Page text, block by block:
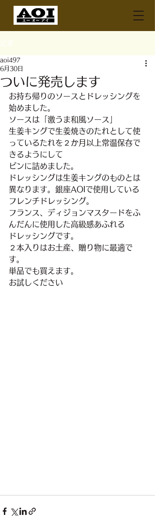
ついに発売します
aoi497
6月30日
お持ち帰りのソースとドレッシングを
始めました。
ソースは「激うま和風ソース」
生姜キングで生姜焼きのたれとして使
っているたれを２か月以上常温保存で
きるようにして
ビンに詰めました。
ドレッシングは生姜キングのものとは
異なります。銀座AOIで使用している
フレンチドレッシング。
フランス、ディジョンマスタードをふ
んだんに使用した高級感あふれる
ドレッシングです。
２本入りはお土産、贈り物に最適で
す。
単品でも買えます。
お試しください